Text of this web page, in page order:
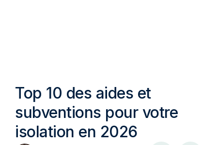
Top 10 des aides et
subventions pour votre
isolation en 2026